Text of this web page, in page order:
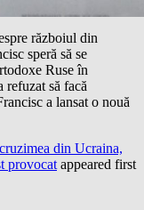
războiul din
speră să se
Ruse în
refuzat să facă
a lansat o nouă
din Ucraina,
provocat appeared first